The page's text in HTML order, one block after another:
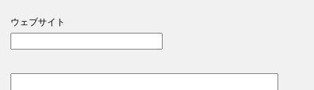
ウェブサイト